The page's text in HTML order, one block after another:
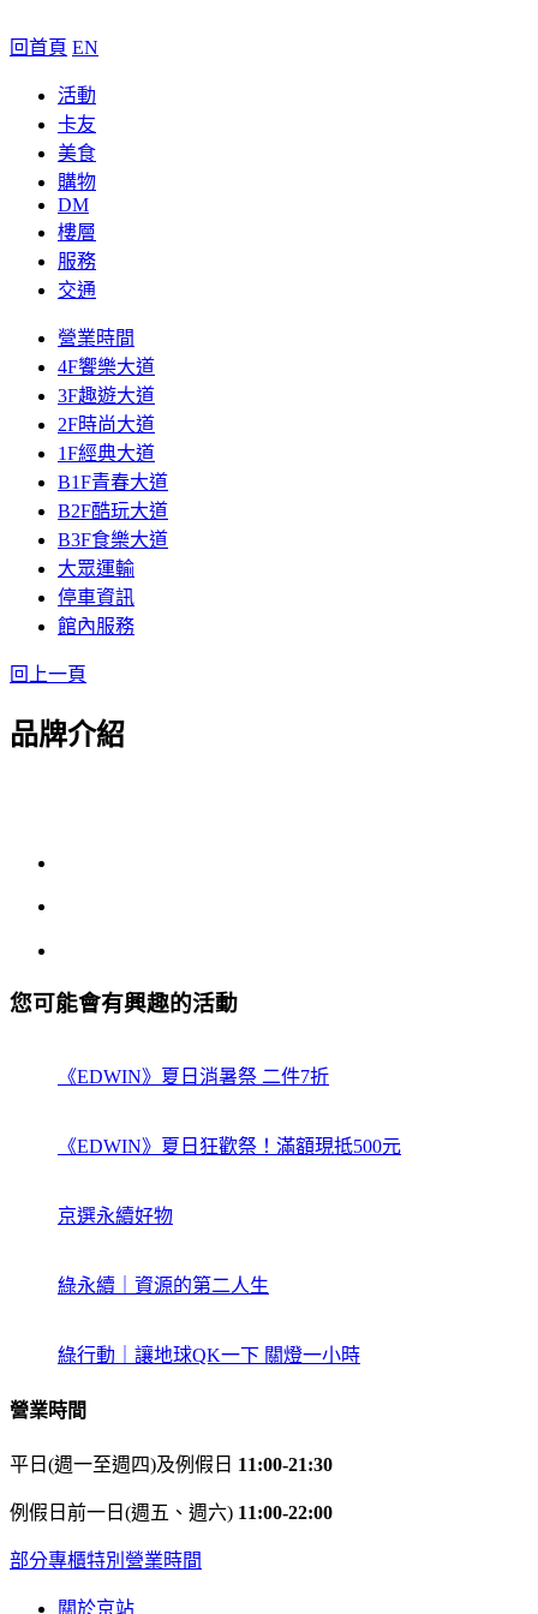
回首頁 EN
活動
卡友
美食
購物
DM
樓層
服務
交通
營業時間
4F饗樂大道
3F趣遊大道
2F時尚大道
1F經典大道
B1F青春大道
B2F酷玩大道
B3F食樂大道
大眾運輸
停車資訊
館內服務
回上一頁
品牌介紹
您可能會有興趣的活動
《EDWIN》夏日消暑祭 二件7折
《EDWIN》夏日狂歡祭！滿額現抵500元
京選永續好物
綠永續｜資源的第二人生
綠行動｜讓地球QK一下 關燈一小時
營業時間
平日(週一至週四)及例假日 11:00-21:30
例假日前一日(週五、週六) 11:00-22:00
部分專櫃特別營業時間
關於京站